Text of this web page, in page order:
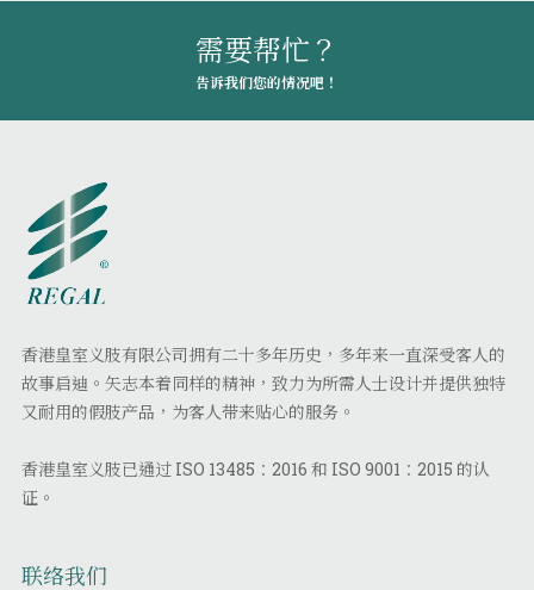
需要帮忙？
告诉我们您的情况吧！
香港皇室义肢有限公司拥有二十多年历史，多年来一直深受客人的
故事启迪。矢志本着同样的精神，致力为所需人士设计并提供独特
又耐用的假肢产品，为客人带来贴心的服务。
香港皇室义肢已通过 ISO 13485：2016 和 ISO 9001：2015 的认
证。
联络我们